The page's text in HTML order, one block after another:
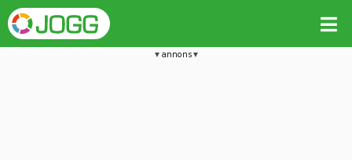
annons